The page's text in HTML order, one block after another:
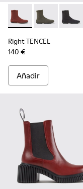
Right TENCEL -
Right Right
Right TENCEL
140 €
Añadir